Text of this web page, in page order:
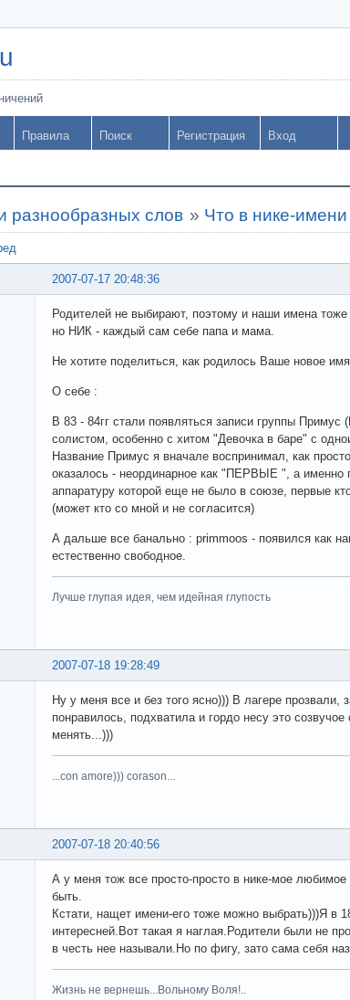
Правила Поиск Регистрация Вход
разнообразных слов » Что в нике-
2007-07-17 20:48:36
Родителей не выбирают, поэтому и наши имена тоже
но НИК - каждый сам себе папа и мама.
Не хотите поделиться, как родилось Ваше новое имя.
О себе :
В 83 - 84гг стали появляться записи группы
солистом, особенно с хитом "Девочка в баре" с
Название Примус я вначале воспринимал, как
оказалось - неординарное как "ПЕРВЫЕ ", а именно
аппаратуру которой еще не было в союзе, первые
(может кто со мной и не согласится)
А дальше все банально : primmoos - появился как
естественно свободное.
Лучше глупая идея, чем идейная глупость
2007-07-18 19:28:49
Ну у меня все и без того ясно))) В лагере
понравилось, подхватила и гордо несу это
менять...)))
...con amore))) corason...
2007-07-18 20:40:56
А у меня тож все просто-просто в нике-мое
быть.
Кстати, нащет имени-его тоже можно выбрать)))Я в
интересней.Вот такая я наглая.Родители были не
в честь нее называли.Но по фигу, зато сама себя
Жизнь не вернешь...Вольному Воля!..